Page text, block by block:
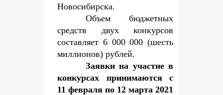
Новосибирска.
Объем бюджетных
средств двух конкурсов
составляет 6 000 000 (шесть
миллионов) рублей.
Заявки на участие в
конкурсах принимаются с
11 февраля по 12 марта 2021